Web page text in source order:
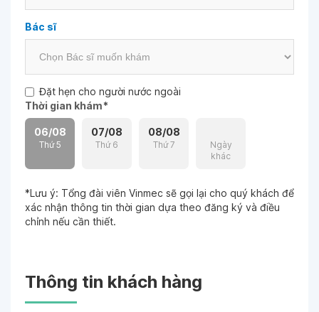
Bác sĩ
Đặt hẹn cho người nước ngoài
Thời gian khám*
06/08
Thứ 5
07/08
Thứ 6
08/08
Thứ 7
Ngày
khác
*Lưu ý: Tổng đài viên Vinmec sẽ gọi lại cho quý khách để
xác nhận thông tin thời gian dựa theo đăng ký và điều
chỉnh nếu cần thiết.
Thông tin khách hàng